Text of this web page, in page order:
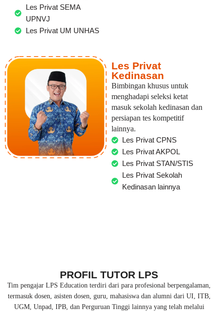
Les Privat SEMA
UPNVJ
Les Privat UM UNHAS
Les Privat
Kedinasan
Bimbingan khusus untuk
menghadapi seleksi ketat
masuk sekolah kedinasan dan
persiapan tes kompetitif
lainnya.
Les Privat CPNS
Les Privat AKPOL
Les Privat STAN/STIS
Les Privat Sekolah
Kedinasan lainnya
PROFIL TUTOR LPS
Tim pengajar LPS Education terdiri dari para profesional berpengalaman,
termasuk dosen, asisten dosen, guru, mahasiswa dan alumni dari UI, ITB,
UGM, Unpad, IPB, dan Perguruan Tinggi lainnya yang telah melalui